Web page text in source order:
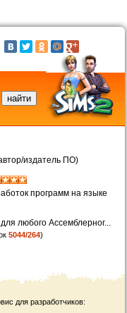
издатель ПО)
программ на языке
любого Ассемблерног...
5044/264)
для разработчиков: